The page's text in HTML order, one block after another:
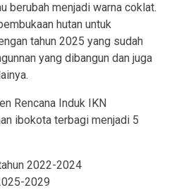
berubah menjadi warna coklat.
hutan untuk
tahun 2025 yang sudah
yang dibangun dan juga
Rencana Induk IKN
ibokota terbagi menjadi 5
2022-2024
2029